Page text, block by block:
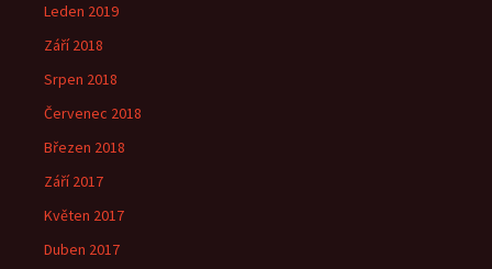
Leden 2019
Září 2018
Srpen 2018
Červenec 2018
Březen 2018
Září 2017
Květen 2017
Duben 2017